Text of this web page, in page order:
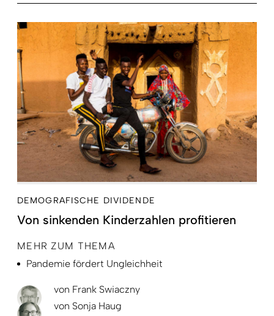
DEMOGRAFISCHE DIVIDENDE
Von sinkenden Kinderzahlen profitieren
MEHR ZUM THEMA
Pandemie fördert Ungleichheit
von Frank Swiaczny
von Sonja Haug